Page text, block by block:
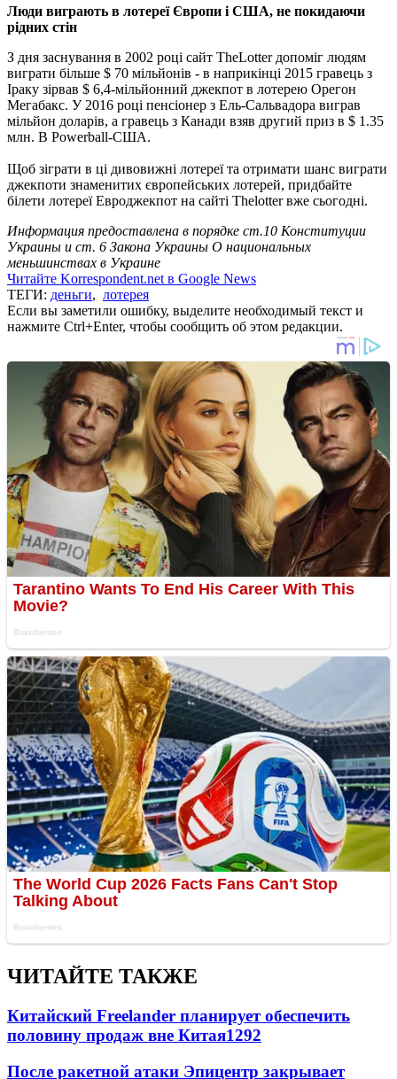
Люди виграють в лотереї Європи і США, не покидаючи
рідних стін
З дня заснування в 2002 році сайт TheLotter допоміг людям
виграти більше $ 70 мільйонів - в наприкінці 2015 гравець з
Іраку зірвав $ 6,4-мільйонний джекпот в лотерею Орегон
Мегабакс. У 2016 році пенсіонер з Ель-Сальвадора виграв
мільйон доларів, а гравець з Канади взяв другий приз в $ 1.35
млн. В Powerball-США.
Щоб зіграти в ці дивовижні лотереї та отримати шанс виграти
джекпоти знаменитих європейських лотерей, придбайте
білети лотереї Евроджекпот на сайті Thelotter вже сьогодні.
Информация предоставлена в порядке ст.10 Конституции
Украины и ст. 6 Закона Украины О национальных
меньшинствах в Украине
Читайте Korrespondent.net в Google News
ТЕГИ: деньги, лотерея
Если вы заметили ошибку, выделите необходимый текст и
нажмите Ctrl+Enter, чтобы сообщить об этом редакции.
ЧИТАЙТЕ ТАКЖЕ
Китайский Freelander планирует обеспечить
половину продаж вне Китая1292
После ракетной атаки Эпицентр закрывает